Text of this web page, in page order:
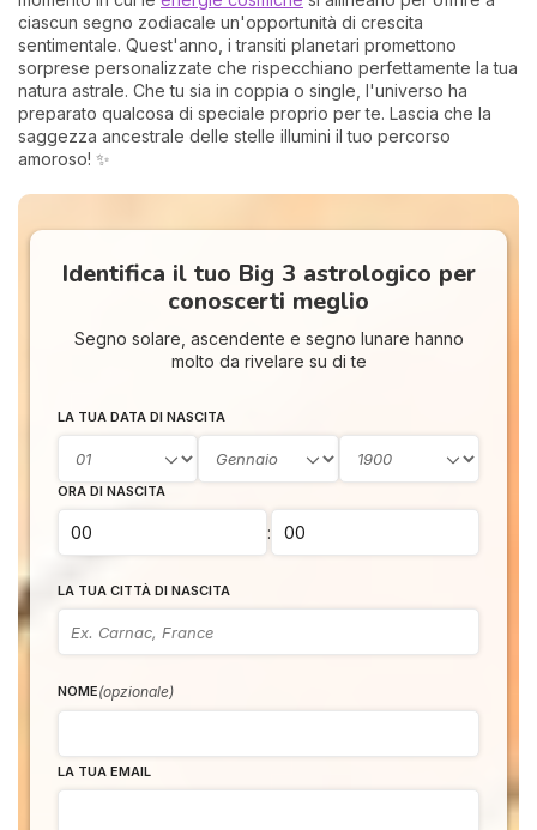
ciascun segno zodiacale un'opportunità di crescita
sentimentale. Quest'anno, i transiti planetari promettono
sorprese personalizzate che rispecchiano perfettamente la tua
natura astrale. Che tu sia in coppia o single, l'universo ha
preparato qualcosa di speciale proprio per te. Lascia che la
saggezza ancestrale delle stelle illumini il tuo percorso
amoroso! ✨
Identifica il tuo Big 3 astrologico per
conoscerti meglio
Segno solare, ascendente e segno lunare hanno
molto da rivelare su di te
LA TUA DATA DI NASCITA
ORA DI NASCITA
:
LA TUA CITTÀ DI NASCITA
NOME(opzionale)
LA TUA EMAIL